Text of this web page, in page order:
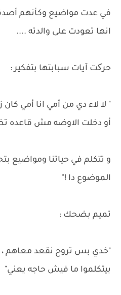
في عدت مواضيع وكأنهم
انها تعودت على والدته ....
حرکت آيات سبابتها بتفكير :
" لا لاء دي من أمي انا أمي كان
أو دخلت الاوضه مش قاعده
و تتكلم في حياتنا ومواضيع
الموضوع دا !"
تميم بضحك :
"خدي بس تروح نقعد معاهم ،
بيتكلموا ما فيش حاجه يعني"